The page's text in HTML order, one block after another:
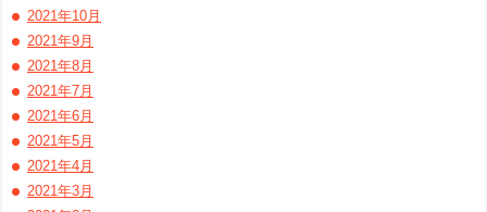
2021年10月
2021年9月
2021年8月
2021年7月
2021年6月
2021年5月
2021年4月
2021年3月